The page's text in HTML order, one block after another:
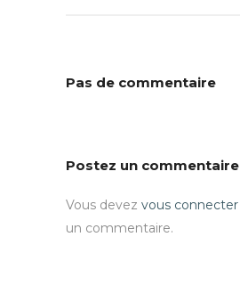
Pas de commentaire
Postez un commentaire
Vous devez vous connecter
un commentaire.